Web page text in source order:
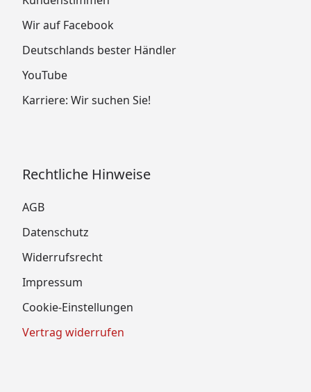
Wir auf Facebook
Deutschlands bester Händler
YouTube
Karriere: Wir suchen Sie!
Rechtliche Hinweise
AGB
Datenschutz
Widerrufsrecht
Impressum
Cookie-Einstellungen
Vertrag widerrufen